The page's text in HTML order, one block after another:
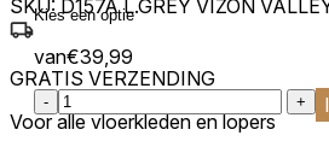
van€39,99
:product_name quantity
- +
SKU: D157A L.GREY VIZON
GRATIS VERZENDING
Voor alle vloerkleden en lopers